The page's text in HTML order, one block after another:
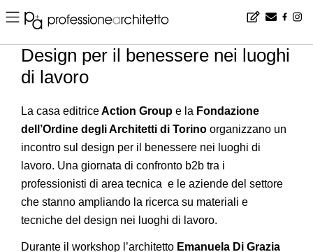
Home ▪ design ▪ workshop ▪ Design per il benessere nei luoghi di lavoro
Design per il benessere nei luoghi
di lavoro
La casa editriceAction Group e la Fondazione
dell’Ordine degli Architetti di Torino organizzano un
incontro sul design per il benessere nei luoghi di
lavoro. Una giornata di confronto b2b tra i
professionisti di area tecnica e le aziende del settore
che stanno ampliando la ricerca su materiali e
tecniche del design nei luoghi di lavoro.
Durante il workshop l’architetto Emanuela Di Grazia